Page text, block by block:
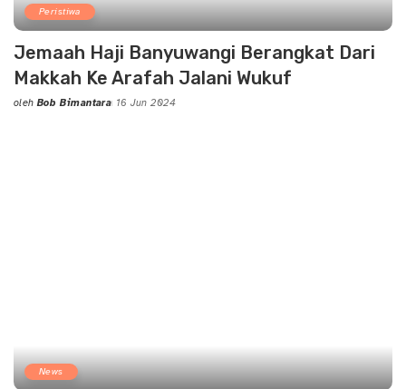
Peristiwa
Jemaah Haji Banyuwangi Berangkat Dari
Makkah Ke Arafah Jalani Wukuf
Posted
oleh Bob Bimantara 16 Jun 2024
News